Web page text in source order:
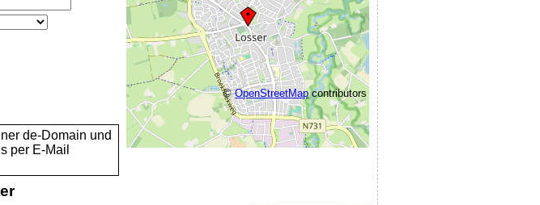
©OpenStreetMapcontributors
de-Domain und
per E-Mail